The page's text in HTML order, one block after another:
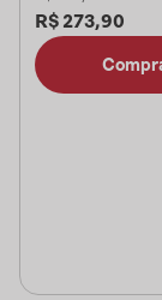
R$ 273,90